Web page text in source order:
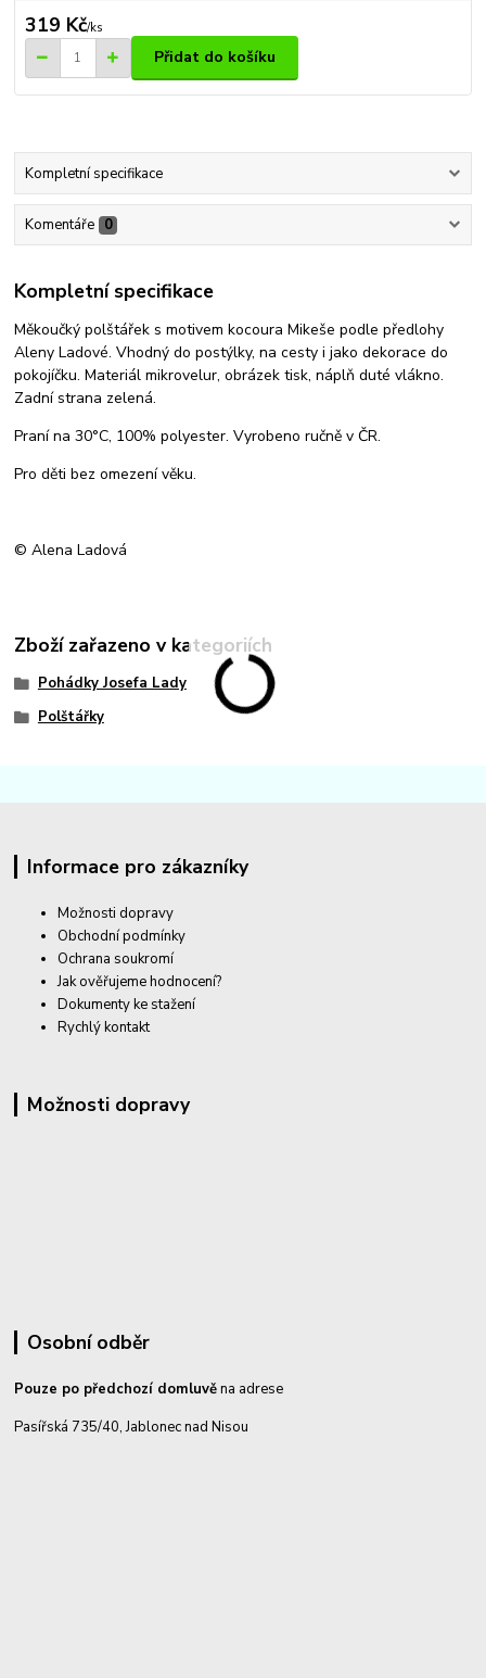
319 Kč/ks
Přidat do košíku
Kompletní specifikace
Komentáře 0
Kompletní specifikace
Měkoučký polštářek s motivem kocoura Mikeše podle předlohy
Aleny Ladové. Vhodný do postýlky, na cesty i jako dekorace do
pokojíčku. Materiál mikrovelur, obrázek tisk, náplň duté vlákno.
Zadní strana zelená.
Praní na 30°C, 100% polyester. Vyrobeno ručně v ČR.
Pro děti bez omezení věku.
© Alena Ladová
Zboží zařazeno v kategoriích
Pohádky Josefa Lady
Polštářky
Informace pro zákazníky
Možnosti dopravy
Obchodní podmínky
Ochrana soukromí
Jak ověřujeme hodnocení?
Dokumenty ke stažení
Rychlý kontakt
Možnosti dopravy
Osobní odběr
Pouze po předchozí domluvěna adrese
Pasířská 735/40, Jablonec nad Nisou